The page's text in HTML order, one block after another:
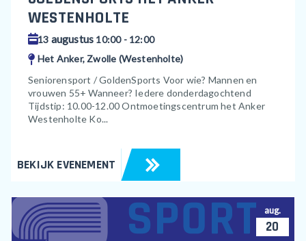
WESTENHOLTE
13 augustus 10:00 - 12:00
Het Anker, Zwolle (Westenholte)
Seniorensport / GoldenSports Voor wie? Mannen en
vrouwen 55+ Wanneer? Iedere donderdagochtend
Tijdstip: 10.00-12.00 Ontmoetingscentrum het Anker
Westenholte Ko...
BEKIJK EVENEMENT
aug.
20